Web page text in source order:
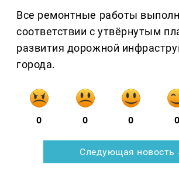
Все ремонтные работы
соответствии с утвёрнутым
развития дорожной
города.
0 0 0 0
Следующая новость